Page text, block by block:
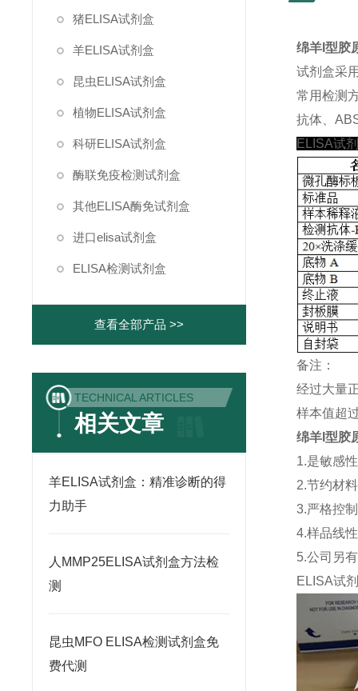
猪ELISA试剂盒
羊ELISA试剂盒
昆虫ELISA试剂盒
植物ELISA试剂盒
科研ELISA试剂盒
酶联免疫检测试剂盒
其他ELISA酶免试剂盒
进口elisa试剂盒
ELISA检测试剂盒
查看全部产品 >>
TECHNICAL ARTICLES
相关文章
羊ELISA试剂盒：精准诊断的得
力助手
人MMP25ELISA试剂盒方法检
测
昆虫MFO ELISA检测试剂盒免
费代测
绵羊I型胶
试剂盒采
常用检测
抗体、
ELISA试
备注：
经过大量
样本值超
绵羊I型胶
1.是敏感
2.节约材
3.严格控
4.样品线
5.公司另
ELISA试